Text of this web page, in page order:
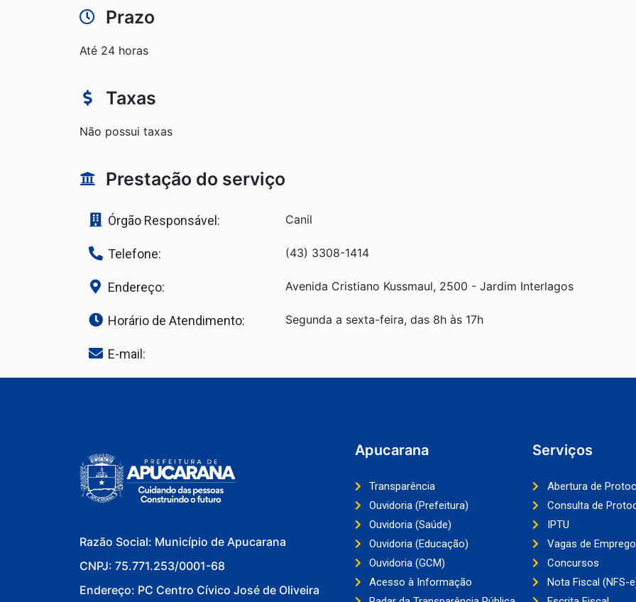
Prazo
Até 24 horas
Taxas
Não possui taxas
Prestação do serviço
Órgão Responsável: Canil
Telefone: (43) 3308-1414
Endereço: Avenida Cristiano Kussmaul, 2500 - Jardim Interlagos
Horário de Atendimento: Segunda a sexta-feira, das 8h às 17h
E-mail:
Razão Social: Município de Apucarana
CNPJ: 75.771.253/0001-68
Endereço: PC Centro Cívico José de Oliveira
Apucarana
Transparência
Ouvidoria (Prefeitura)
Ouvidoria (Saúde)
Ouvidoria (Educação)
Ouvidoria (GCM)
Acesso à Informação
Serviços
Abertura de
Consulta de
IPTU
Vagas de Emprego
Concursos
Nota Fiscal (NFS-